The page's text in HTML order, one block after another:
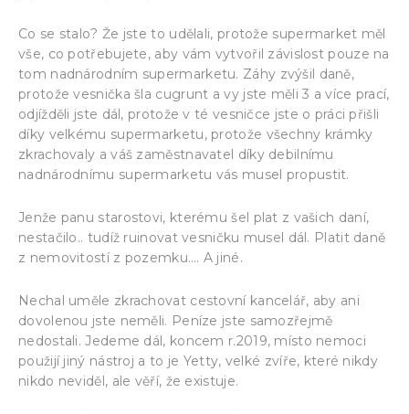
Co se stalo? Že jste to udělali, protože supermarket měl
vše, co potřebujete, aby vám vytvořil závislost pouze na
tom nadnárodním supermarketu. Záhy zvýšil daně,
protože vesnička šla cugrunt a vy jste měli 3 a více prací,
odjížděli jste dál, protože v té vesničce jste o práci přišli
díky velkému supermarketu, protože všechny krámky
zkrachovaly a váš zaměstnavatel díky debilnímu
nadnárodnímu supermarketu vás musel propustit.
Jenže panu starostovi, kterému šel plat z vašich daní,
nestačilo.. tudíž ruinovat vesničku musel dál. Platit daně
z nemovitostí z pozemku…. A jiné.
Nechal uměle zkrachovat cestovní kancelář, aby ani
dovolenou jste neměli. Peníze jste samozřejmě
nedostali. Jedeme dál, koncem r.2019, místo nemoci
použijí jiný nástroj a to je Yetty, velké zvíře, které nikdy
nikdo neviděl, ale věří, že existuje.